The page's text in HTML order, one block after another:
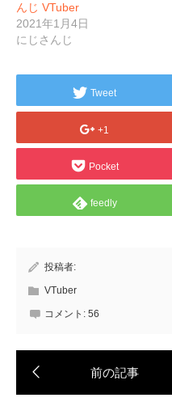
んじ VTuber
2021年1月4日
にじさんじ
Tweet
+1
Pocket
feedly
投稿者:
VTuber
コメント: 56